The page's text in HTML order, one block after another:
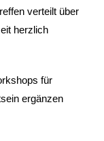
verteilt über
herzlich
für
ergänzen